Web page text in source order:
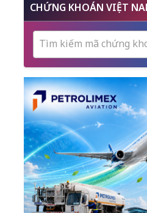
CHỨNG KHOÁN VIỆT
Tìm kiếm mã chứng